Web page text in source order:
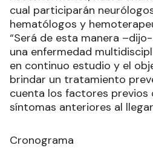
cual participarán
hematólogos y
“Será de esta manera
una enfermedad
en continuo estudio y el
brindar un tratamiento
cuenta los factores previos
síntomas anteriores al
Cronograma